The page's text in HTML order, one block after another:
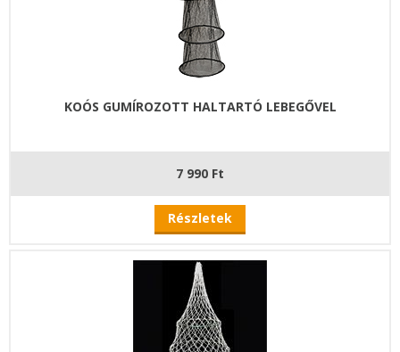
KOÓS GUMÍROZOTT HALTARTÓ LEBEGŐVEL
7 990 Ft
Részletek